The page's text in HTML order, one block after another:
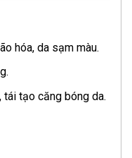
hóa, da sạm màu.
tạo căng bóng da.